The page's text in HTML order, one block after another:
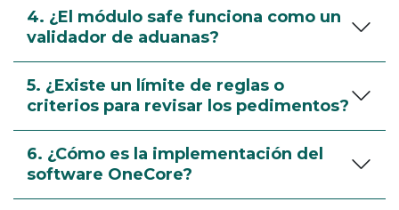
4. ¿El módulo safe funciona como un
validador de aduanas?
5. ¿Existe un límite de reglas o
criterios para revisar los pedimentos?
6. ¿Cómo es la implementación del
software OneCore?